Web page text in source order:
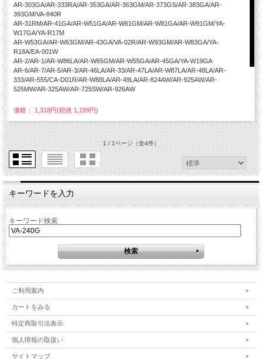
AR-303GA/AR-333RA/AR-353GA/AR-363GM/AR-373GS/AR-383GA/AR-
393GM/VA-840R
AR-31RM/AR-41GA/AR-W51GA/AR-W61GM/AR-W81GA/AR-W91GM/YA-
W17GA/YA-R17M
AR-W53GA/AR-W63GM/AR-43GA/VA-02R/AR-W93GM/AR-W83GA/YA-
R18A/EA-001W
AR-2/AR-1/AR-W86LA/AR-W65GM/AR-W55GA/AR-45GA/YA-W19GA
AR-6/AR-7/AR-5/AR-3/AR-46LA/AR-33/AR-47LA/AR-W87LA/AR-48LA/AR-
333/AR-555/CA-D01R/AR-W88LA/AR-49LA/AR-824AW/AR-925AW/AR-
525MW/AR-325AW/AR-725SW/AR-926AW
価格： 1,318円(税抜 1,199円)
1 / 1ページ（全4件）
キーワードを入力
キーワード検索
ご利用案内
カートをみる
特定商取引法表示
個人情報の取扱い
サイトマップ